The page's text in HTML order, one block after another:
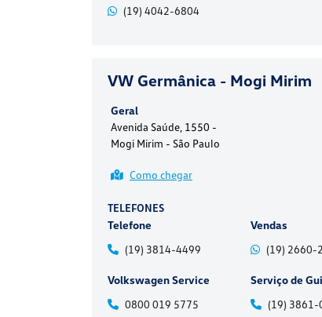
(19) 4042-6804
VW Germânica - Mogi Mirim
Geral
Avenida Saúde, 1550 -
Mogi Mirim - São Paulo
Como chegar
TELEFONES
Telefone
(19) 3814-4499
Vendas
(19) 2660-
Volkswagen Service
0800 019 5775
Serviço de
(19) 3861-